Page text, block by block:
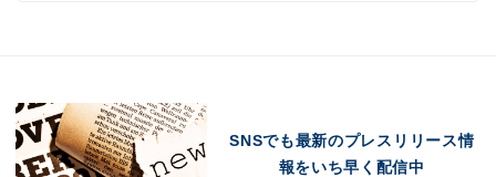
SNSでも最新のプレスリリース情
報をいち早く配信中